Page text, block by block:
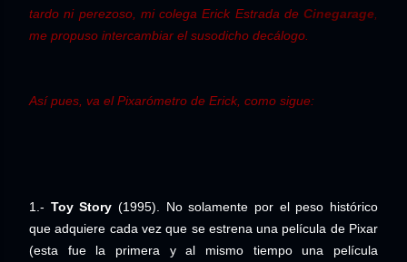
tardo ni perezoso, mi colega Erick Estrada de Cinegarage
me propuso intercambiar el susodicho decálogo.
Así pues, va el Pixarómetro de Erick, como sigue:
1.- Toy Story (1995). No solamente por el peso histórico
que adquiere cada vez que se estrena una película de Pixar
(esta fue la primera y al mismo tiempo una película